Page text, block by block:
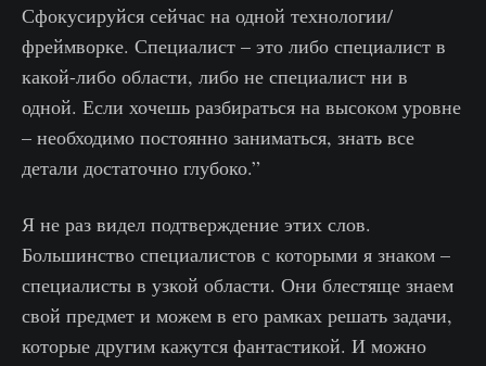
Сфокусируйся сейчас на одной технологии/
фреймворке. Специалист – это либо специалист в
какой-либо области, либо не специалист ни в
одной. Если хочешь разбираться на высоком уровне
– необходимо постоянно заниматься, знать все
детали достаточно глубоко.”
Я не раз видел подтверждение этих слов.
Большинство специалистов с которыми я знаком –
специалисты в узкой области. Они блестяще знаем
свой предмет и можем в его рамках решать задачи,
которые другим кажутся фантастикой. И можно